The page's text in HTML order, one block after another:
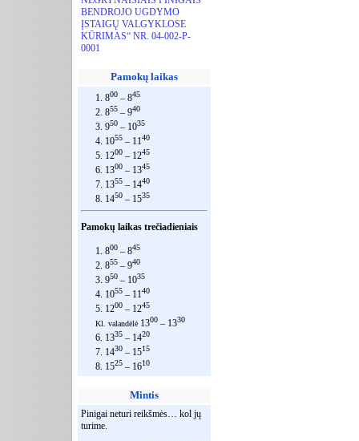
Pamokų laikas
1. 800 – 845
2. 855 – 940
3. 950 – 1035
4. 1055 – 1140
5. 1200 – 1245
6. 1300 – 1345
7. 1355 – 1440
8. 1450 – 1535
Pamokų laikas trečiadieniais
1. 800 – 845
2. 855 – 940
3. 950 – 1035
4. 1055 – 1140
5. 1200 – 1245
Kl. valandėlė 1300 – 1330
6. 1335 – 1420
7. 1430 – 1515
8. 1525 – 1610
Mintis
Pinigai neturi reikšmės… kol jų
turime.